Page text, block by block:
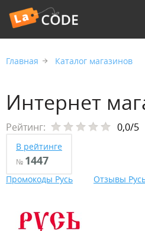
Главная Каталог магазинов
Интернет
Рейтинг: 0,0/5
В рейтинге
№ 1447
Промокоды Русь Отзывы